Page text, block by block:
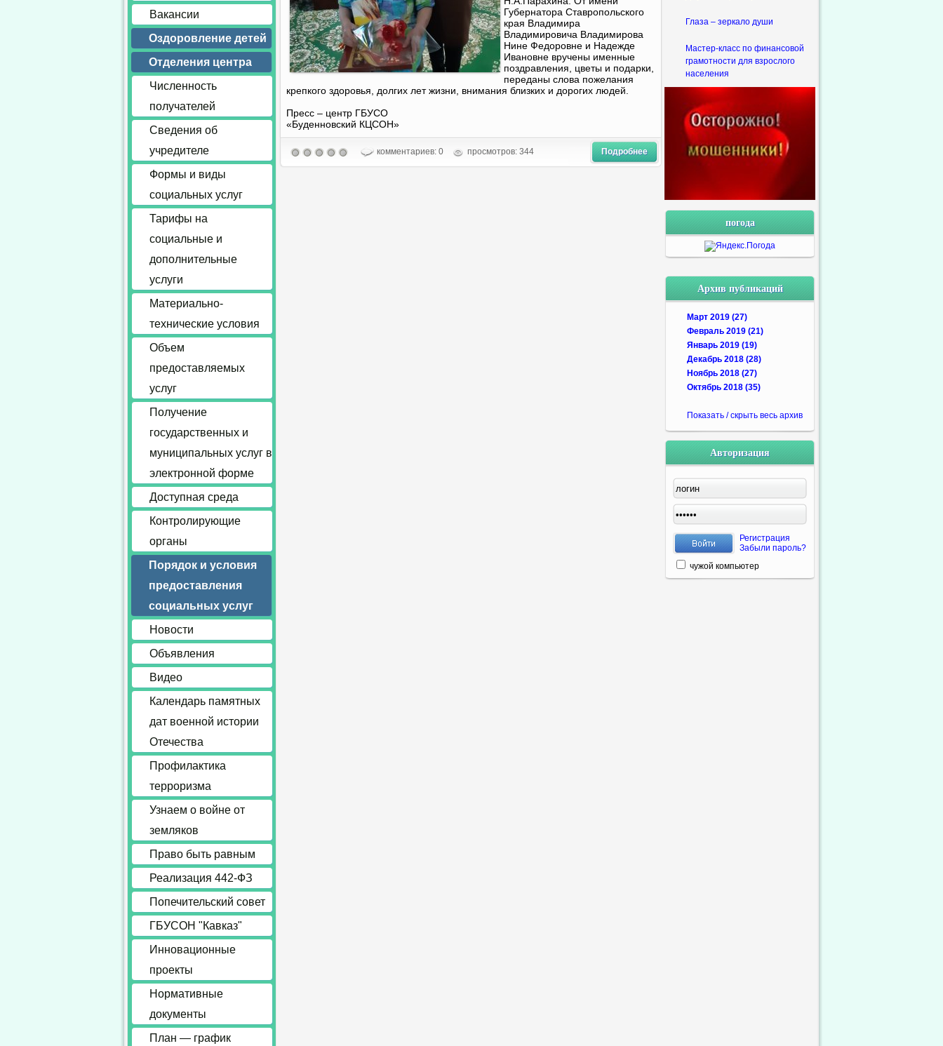
Вакансии
Оздоровление детей
Отделения центра
Численность
получателей
Сведения об
учредителе
Формы и виды
социальных услуг
Тарифы на
социальные и
дополнительные
услуги
Материально-
технические условия
Объем
предоставляемых
услуг
Получение
государственных и
муниципальных услуг в
электронной форме
Доступная среда
Контролирующие
органы
Порядок и условия
предоставления
социальных услуг
Новости
Объявления
Видео
Календарь памятных
дат военной истории
Отечества
Профилактика
терроризма
Узнаем о войне от
земляков
Право быть равным
Реализация 442-ФЗ
Попечительский совет
ГБУСОН "Кавказ"
Инновационные
проекты
Нормативные
документы
План — график
Губернатора Ставропольского
края Владимира
Владимировича Владимирова
Нине Федоровне и Надежде
Ивановне вручены именные
поздравления, цветы и подарки,
переданы слова пожелания
крепкого здоровья, долгих лет жизни, внимания близких и дорогих людей.
Пресс – центр ГБУСО
«Буденновский КЦСОН»
комментариев: 0 просмотров: 344 Подробнее
Глаза – зеркало души
Мастер-класс по финансовой
грамотности для взрослого
населения
погода
Архив публикаций
Март 2019 (27)
Февраль 2019 (21)
Январь 2019 (19)
Декабрь 2018 (28)
Ноябрь 2018 (27)
Октябрь 2018 (35)
Показать / скрыть весь архив
Авторизация
Регистрация
Забыли пароль?
чужой компьютер